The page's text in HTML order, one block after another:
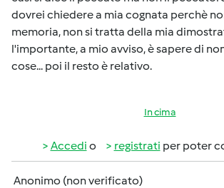
dovrei chiedere a mia cognata perchè
memoria, non si tratta della mia
l'importante, a mio avviso, è sapere di
cose... poi il resto è relativo.
In cima
Accedi o registrati per poter
Anonimo (non verificato)